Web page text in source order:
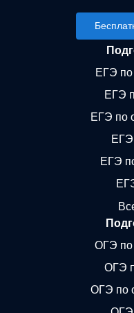
ЕГЭ по
ЕГЭ
ЕГЭ по
ЕГЭ
ЕГЭ
ОГЭ по
ОГЭ
ОГЭ по